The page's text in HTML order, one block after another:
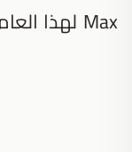
Max لهذا العام، حيث يُزعم بقياس 77.2 ملم.